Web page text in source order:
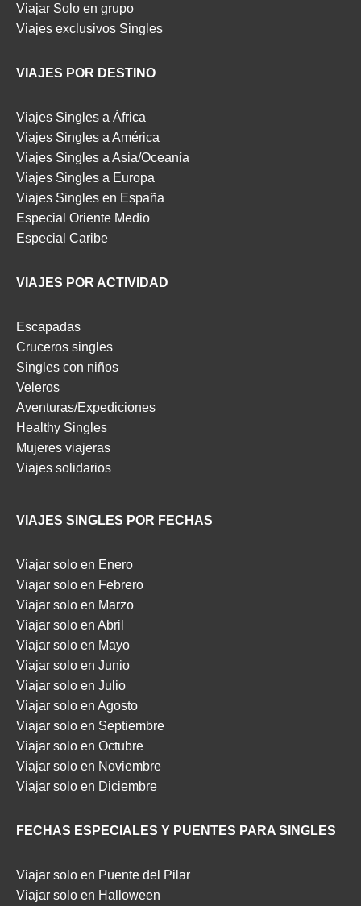
Viajar Solo en grupo
Viajes exclusivos Singles
VIAJES POR DESTINO
Viajes Singles a África
Viajes Singles a América
Viajes Singles a Asia/Oceanía
Viajes Singles a Europa
Viajes Singles en España
Especial Oriente Medio
Especial Caribe
VIAJES POR ACTIVIDAD
Escapadas
Cruceros singles
Singles con niños
Veleros
Aventuras/Expediciones
Healthy Singles
Mujeres viajeras
Viajes solidarios
VIAJES SINGLES POR FECHAS
Viajar solo en Enero
Viajar solo en Febrero
Viajar solo en Marzo
Viajar solo en Abril
Viajar solo en Mayo
Viajar solo en Junio
Viajar solo en Julio
Viajar solo en Agosto
Viajar solo en Septiembre
Viajar solo en Octubre
Viajar solo en Noviembre
Viajar solo en Diciembre
FECHAS ESPECIALES Y PUENTES PARA SINGLES
Viajar solo en Puente del Pilar
Viajar solo en Halloween